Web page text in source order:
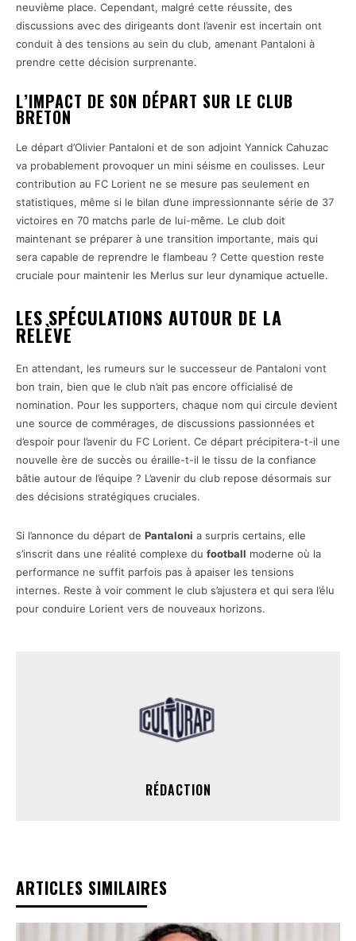
neuvième place. Cependant, malgré cette réussite, des
discussions avec des dirigeants dont l’avenir est incertain ont
conduit à des tensions au sein du club, amenant Pantaloni à
prendre cette décision surprenante.
L’IMPACT DE SON DÉPART SUR LE CLUB
BRETON
Le départ d’Olivier Pantaloni et de son adjoint Yannick Cahuzac
va probablement provoquer un mini séisme en coulisses. Leur
contribution au FC Lorient ne se mesure pas seulement en
statistiques, même si le bilan d’une impressionnante série de 37
victoires en 70 matchs parle de lui-même. Le club doit
maintenant se préparer à une transition importante, mais qui
sera capable de reprendre le flambeau ? Cette question reste
cruciale pour maintenir les Merlus sur leur dynamique actuelle.
LES SPÉCULATIONS AUTOUR DE LA
RELÈVE
En attendant, les rumeurs sur le successeur de Pantaloni vont
bon train, bien que le club n’ait pas encore officialisé de
nomination. Pour les supporters, chaque nom qui circule devient
une source de commérages, de discussions passionnées et
d’espoir pour l’avenir du FC Lorient. Ce départ précipitera-t-il une
nouvelle ère de succès ou éraille-t-il le tissu de la confiance
bâtie autour de l’équipe ? L’avenir du club repose désormais sur
des décisions stratégiques cruciales.
Si l’annonce du départ de Pantaloni a surpris certains, elle
s’inscrit dans une réalité complexe du football moderne où la
performance ne suffit parfois pas à apaiser les tensions
internes. Reste à voir comment le club s’ajustera et qui sera l’élu
pour conduire Lorient vers de nouveaux horizons.
RÉDACTION
ARTICLES SIMILAIRES